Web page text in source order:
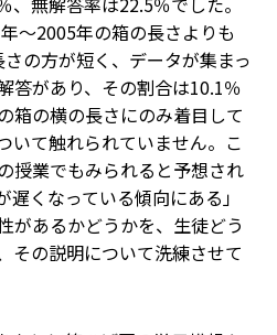
〜2005年の箱の長さよりも
の方が短く、データが集まっ
答があり、その割合は10.1％
箱の横の長さにのみ着目して
いて触れられていません。こ
授業でもみられると予想され
くなっている傾向にある」
があるかどうかを、生徒どう
その説明について洗練させて